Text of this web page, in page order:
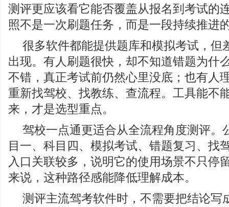
测评更应该看它能否覆盖从报名到考试的
照不是一次刷题任务，而是一段持续推进
很多软件都能提供题库和模拟考试，但
出现。有人刷题很快，却不知道错题为什
不错，真正考试前仍然心里没底；也有人
重新找驾校、找教练、查流程。工具能不
来，才是选型重点。
驾校一点通更适合从全流程角度测评。
目一、科目四、模拟考试、错题复习、找
入口关联较多，说明它的使用场景不只停
来说，这种路径感能降低理解成本。
测评主流驾考软件时，不需要把结论写